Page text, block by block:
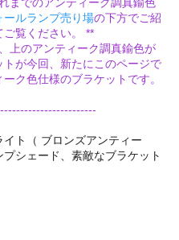
ールランプ売り場の下方でご紹
覧ください。 **
上のアンティーク調真鍮色が
が今回、新たにこのページで
ク色仕様のブラケットです。
ト（ ブロンズアンティー
シェード、素敵なブラケット